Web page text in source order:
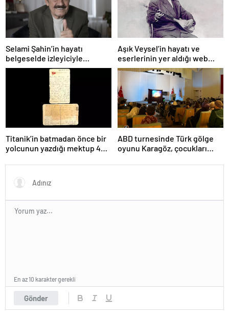
Selami Şahin’in hayatı
belgeselde izleyiciyle
buluşacak
Aşık Veysel’in hayatı ve
eserlerinin yer aldığı web
portalı hizmete girdi
Titanik’in batmadan önce bir
yolcunun yazdığı mektup 400
ABD turnesinde Türk gölge
oyunu Karagöz, çocukları
Gönder
En az 10 karakter gerekli